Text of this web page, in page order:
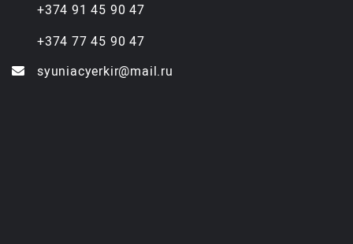
+374 91 45 90 47
+374 77 45 90 47
syuniacyerkir@mail.ru